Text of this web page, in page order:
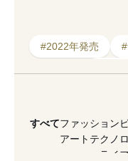
#2022年発売
#メトロポリタ
#森永邦彦
#
すべてファッション
アート テクノ
ライ